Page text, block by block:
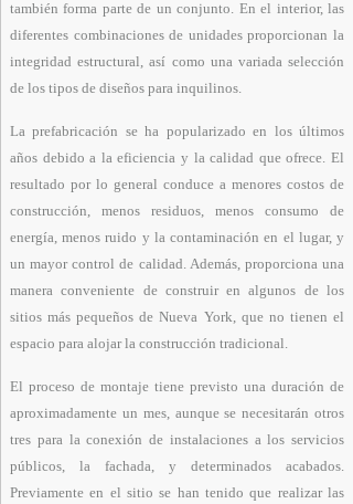
también forma parte de un conjunto. En el interior, las
diferentes combinaciones de unidades proporcionan la
integridad estructural, así como una variada selección
de los tipos de diseños para inquilinos.
La prefabricación se ha popularizado en los últimos
años debido a la eficiencia y la calidad que ofrece. El
resultado por lo general conduce a menores costos de
construcción, menos residuos, menos consumo de
energía, menos ruido y la contaminación en el lugar, y
un mayor control de calidad. Además,proporciona una
manera conveniente de construir en algunos de los
sitios más pequeños de Nueva York, que no tienen el
espacio para alojar la construcción tradicional.
El proceso de montaje tiene previsto una duración de
aproximadamente un mes, aunque se necesitarán otros
tres para la conexión de instalaciones a los servicios
públicos, la fachada, y determinados acabados.
Previamente en el sitio se han tenido que realizar las